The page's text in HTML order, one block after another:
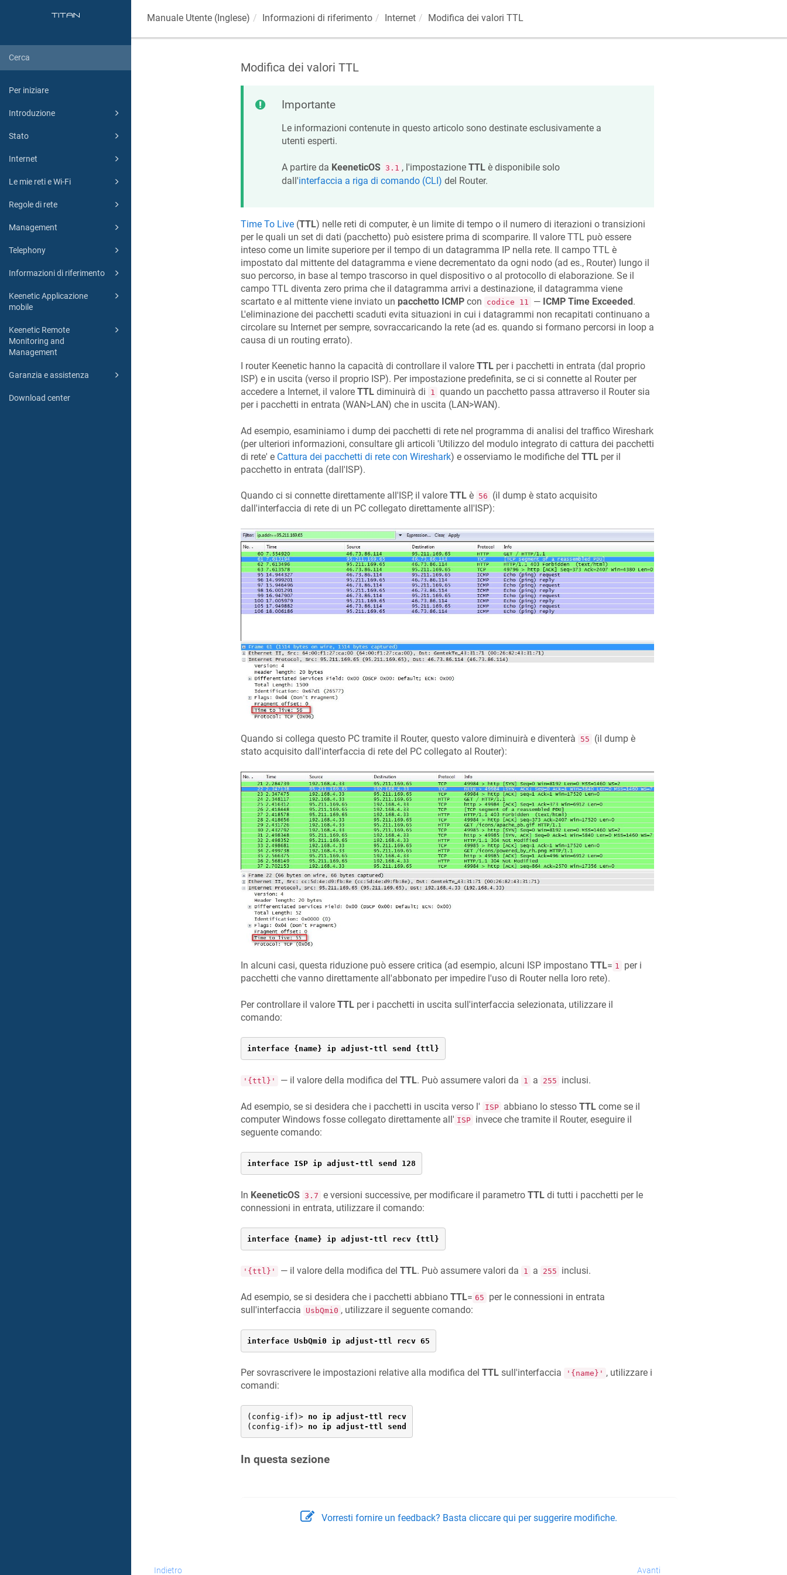
Per iniziare
Introduzione
Stato
Internet
Le mie reti e Wi-Fi
Regole di rete
Management
Telephony
Informazioni di riferimento
Keenetic Applicazione
mobile
Keenetic Remote
Monitoring and
Management
Garanzia e assistenza
Download center
Manuale Utente (Inglese) Informazioni di riferimento Internet Modifica dei valori TTL
Modifica dei valori TTL
Importante
Le informazioni contenute in questo articolo sono destinate esclusivamente a
utenti esperti.
A partire da KeeneticOS 3.1 , l'impostazione TTLè disponibile solo
dall'interfaccia a riga di comando (CLI) del Router.
Time To Live(TTL) nelle reti di computer, è un limite di tempo o il numero di iterazioni o transizioni
per le quali un set di dati (pacchetto) può esistere prima di scomparire. Il valore TTL può essere
inteso come un limite superiore per il tempo di un datagramma IP nella rete. Il campo TTL è
impostato dal mittente del datagramma e viene decrementato da ogni nodo (ad es., Router) lungo il
suo percorso, in base al tempo trascorso in quel dispositivo o al protocollo di elaborazione. Se il
campo TTL diventa zero prima che il datagramma arrivi a destinazione, il datagramma viene
scartato e al mittente viene inviato un pacchetto ICMPcon codice 11 — ICMP Time Exceeded.
L'eliminazione dei pacchetti scaduti evita situazioni in cui i datagrammi non recapitati continuano a
circolare su Internet per sempre, sovraccaricando la rete (ad es. quando si formano percorsi in loop a
causa di un routing errato).
I router Keenetichanno la capacità di controllare il valore TTLper i pacchetti in entrata (dal proprio
ISP) e in uscita (verso il proprio ISP). Per impostazione predefinita, se ci si connette al Router per
accedere a Internet, il valore TTLdiminuirà di 1 quando un pacchetto passa attraverso il Router sia
per i pacchetti in entrata (WAN>LAN) che in uscita (LAN>WAN).
Ad esempio, esaminiamo i dump dei pacchetti di rete nel programma di analisi del traffico Wireshark
(per ulteriori informazioni, consultare gli articoli 'Utilizzo del modulo integrato di cattura dei pacchetti
di rete' e Cattura dei pacchetti di rete con Wireshark) e osserviamo le modifiche del TTLper il
pacchetto in entrata (dall'ISP).
Quando ci si connette direttamente all'ISP, il valore TTLè 56
(il dump è stato acquisito
dall'interfaccia di rete di un PC collegato direttamente all'ISP):
Quando si collega questo PC tramite il Router, questo valore diminuirà e diventerà 55
(il dump è
stato acquisito dall'interfaccia di rete del PC collegato al Router):
In alcuni casi, questa riduzione può essere critica (ad esempio, alcuni ISP impostano TTL= 1
per i
pacchetti che vanno direttamente all'abbonato per impedire l'uso di Router nella loro rete).
Per controllare il valore TTLper i pacchetti in uscita sull'interfaccia selezionata, utilizzare il
comando:
interface {name} ip adjust-ttl send {ttl}
'{ttl}' — il valore della modifica del TTL. Può assumere valori da 1 a 255 inclusi.
Ad esempio, se si desidera che i pacchetti in uscita verso l' ISP abbiano lo stesso TTLcome se il
computer Windows fosse collegato direttamente all' ISP
invece che tramite il Router, eseguire il
seguente comando:
interface ISP ip adjust-ttl send 128
In KeeneticOS 3.7 e versioni successive, per modificare il parametro TTLdi tutti i pacchetti per le
connessioni in entrata, utilizzare il comando:
interface {name} ip adjust-ttl recv {ttl}
'{ttl}' — il valore della modifica del TTL. Può assumere valori da 1 a 255 inclusi.
Ad esempio, se si desidera che i pacchetti abbiano TTL= 65
per le connessioni in entrata
sull'interfaccia
UsbQmi0 , utilizzare il seguente comando:
interface UsbQmi0 ip adjust-ttl recv 65
Per sovrascrivere le impostazioni relative alla modifica del TTLsull'interfaccia '{name}' , utilizzare i
comandi:
(config-if)> no ip adjust-ttl recv
(config-if)> no ip adjust-ttl send
In questa sezione
Vorresti fornire un feedback? Basta cliccare qui per suggerire modifiche.
Indietro Avanti